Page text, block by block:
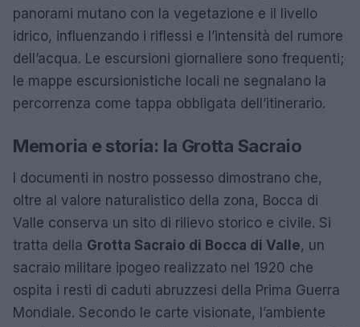
panorami mutano con la vegetazione e il livello
idrico, influenzando i riflessi e l’intensità del rumore
dell’acqua. Le escursioni giornaliere sono frequenti;
le mappe escursionistiche locali ne segnalano la
percorrenza come tappa obbligata dell’itinerario.
Memoria e storia: la Grotta Sacraio
I documenti in nostro possesso dimostrano che,
oltre al valore naturalistico della zona, Bocca di
Valle conserva un sito di rilievo storico e civile. Si
tratta della Grotta Sacraio di Bocca di Valle, un
sacraio militare ipogeo realizzato nel 1920 che
ospita i resti di caduti abruzzesi della Prima Guerra
Mondiale. Secondo le carte visionate, l’ambiente